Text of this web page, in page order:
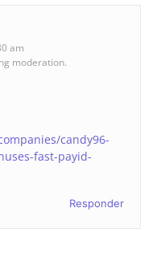
am
moderation.
candy96-
fast-payid-
Responder